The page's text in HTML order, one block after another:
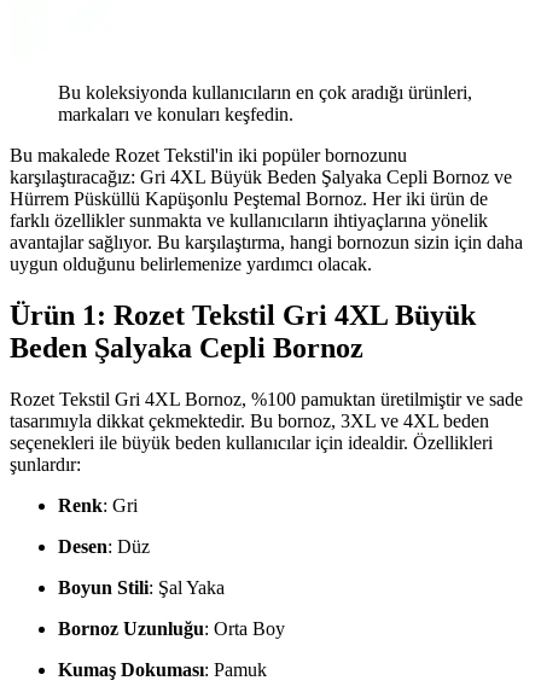
Bu koleksiyonda kullanıcıların en çok aradığı ürünleri,
markaları ve konuları keşfedin.
Bu makalede Rozet Tekstil'in iki popüler bornozunu
karşılaştıracağız: Gri 4XL Büyük Beden Şalyaka Cepli Bornoz ve
Hürrem Püsküllü Kapüşonlu Peştemal Bornoz. Her iki ürün de
farklı özellikler sunmakta ve kullanıcıların ihtiyaçlarına yönelik
avantajlar sağlıyor. Bu karşılaştırma, hangi bornozun sizin için daha
uygun olduğunu belirlemenize yardımcı olacak.
Ürün 1: Rozet Tekstil Gri 4XL Büyük
Beden Şalyaka Cepli Bornoz
Rozet Tekstil Gri 4XL Bornoz, %100 pamuktan üretilmiştir ve sade
tasarımıyla dikkat çekmektedir. Bu bornoz, 3XL ve 4XL beden
seçenekleri ile büyük beden kullanıcılar için idealdir. Özellikleri
şunlardır:
Renk: Gri
Desen: Düz
Boyun Stili: Şal Yaka
Bornoz Uzunluğu: Orta Boy
Kumaş Dokuması: Pamuk